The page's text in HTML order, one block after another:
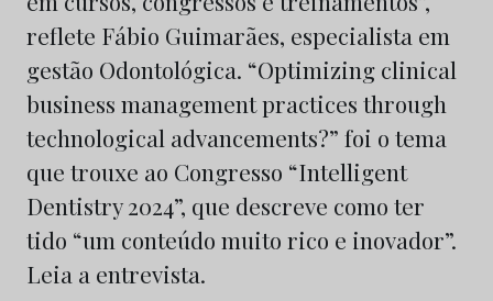
reflete Fábio Guimarães, especialista em
gestão Odontológica. “Optimizing clinical
business management practices through
technological advancements?” foi o tema
que trouxe ao Congresso “Intelligent
Dentistry 2024”, que descreve como ter
tido “um conteúdo muito rico e inovador”.
Leia a entrevista.